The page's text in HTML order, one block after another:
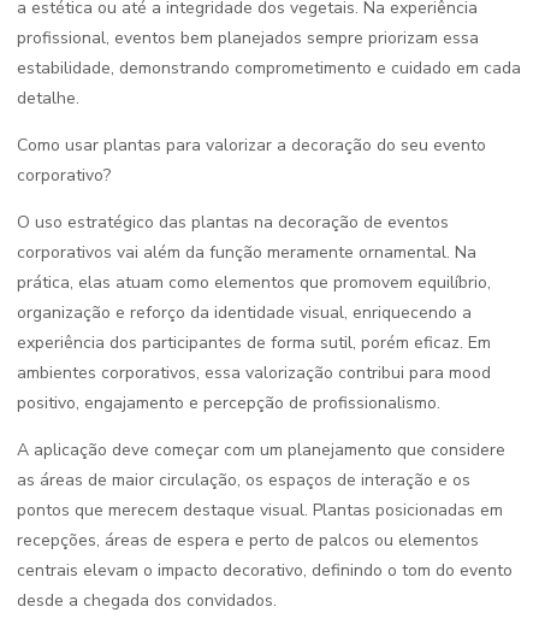
a estética ou até a integridade dos vegetais. Na experiência
profissional, eventos bem planejados sempre priorizam essa
estabilidade, demonstrando comprometimento e cuidado em cada
detalhe.
Como usar plantas para valorizar a decoração do seu evento
corporativo?
O uso estratégico das plantas na decoração de eventos
corporativos vai além da função meramente ornamental. Na
prática, elas atuam como elementos que promovem equilíbrio,
organização e reforço da identidade visual, enriquecendo a
experiência dos participantes de forma sutil, porém eficaz. Em
ambientes corporativos, essa valorização contribui para mood
positivo, engajamento e percepção de profissionalismo.
A aplicação deve começar com um planejamento que considere
as áreas de maior circulação, os espaços de interação e os
pontos que merecem destaque visual. Plantas posicionadas em
recepções, áreas de espera e perto de palcos ou elementos
centrais elevam o impacto decorativo, definindo o tom do evento
desde a chegada dos convidados.